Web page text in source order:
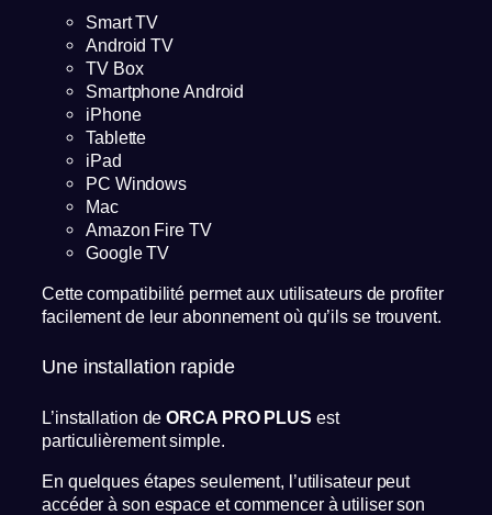
Smart TV
Android TV
TV Box
Smartphone Android
iPhone
Tablette
iPad
PC Windows
Mac
Amazon Fire TV
Google TV
Cette compatibilité permet aux utilisateurs de profiter
facilement de leur abonnement où qu’ils se trouvent.
Une installation rapide
L’installation deORCA PRO PLUS est
particulièrement simple.
En quelques étapes seulement, l’utilisateur peut
accéder à son espace et commencer à utiliser son